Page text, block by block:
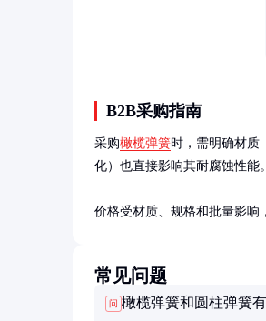
B2B采购指南
采购橄榄弹簧时，需明确材质
化）也直接影响其耐腐蚀性能。
价格受材质、规格和批量影响
常见问题
问 橄榄弹簧和圆柱弹簧